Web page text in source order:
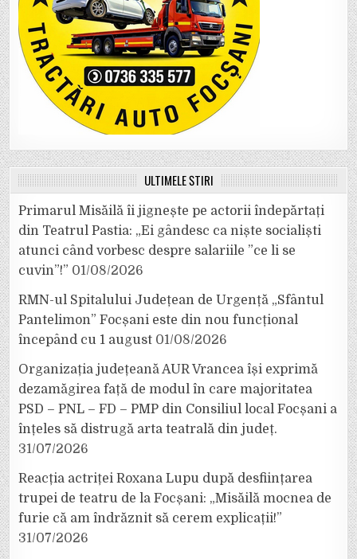
ULTIMELE ȘTIRI
Primarul Misăilă îi jignește pe actorii îndepărtați
din Teatrul Pastia: „Ei gândesc ca niște socialiști
atunci când vorbesc despre salariile ”ce li se
cuvin”!” 01/08/2026
RMN-ul Spitalului Județean de Urgență „Sfântul
Pantelimon” Focșani este din nou funcțional
începând cu 1 august 01/08/2026
Organizația județeană AUR Vrancea își exprimă
dezamăgirea față de modul în care majoritatea
PSD – PNL – FD – PMP din Consiliul local Focșani a
înțeles să distrugă arta teatrală din județ.
31/07/2026
Reacția actriței Roxana Lupu după desființarea
trupei de teatru de la Focșani: „Misăilă mocnea de
furie că am îndrăznit să cerem explicații!”
31/07/2026